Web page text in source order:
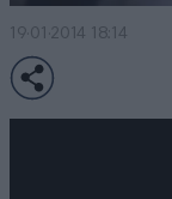
19·01·2014 18:14